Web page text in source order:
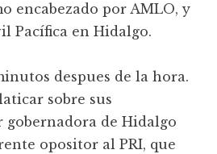
encabezado por AMLO, y
Pacífica en Hidalgo.
despues de la hora.
sobre sus
gobernadora de Hidalgo
opositor al PRI, que